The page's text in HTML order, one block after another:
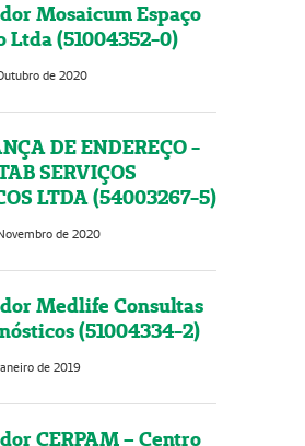
Mosaicum Espaço
Ltda (51004352-0)
de 2020
DE ENDEREÇO -
SERVIÇOS
LTDA (54003267-5)
de 2020
Medlife Consultas
(51004334-2)
de 2019
CERPAM – Centro